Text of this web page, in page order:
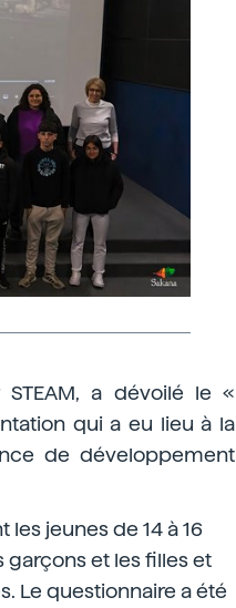
STEAM, a dévoilé le «
qui a eu lieu à la
de développement
jeunes de 14 à 16
garçons et les filles et
Le questionnaire a été